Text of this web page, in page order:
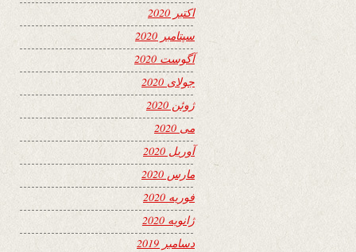
اکتبر 2020
سپتامبر 2020
آگوست 2020
جولای 2020
ژوئن 2020
می 2020
آوریل 2020
مارس 2020
فوریه 2020
ژانویه 2020
دسامبر 2019